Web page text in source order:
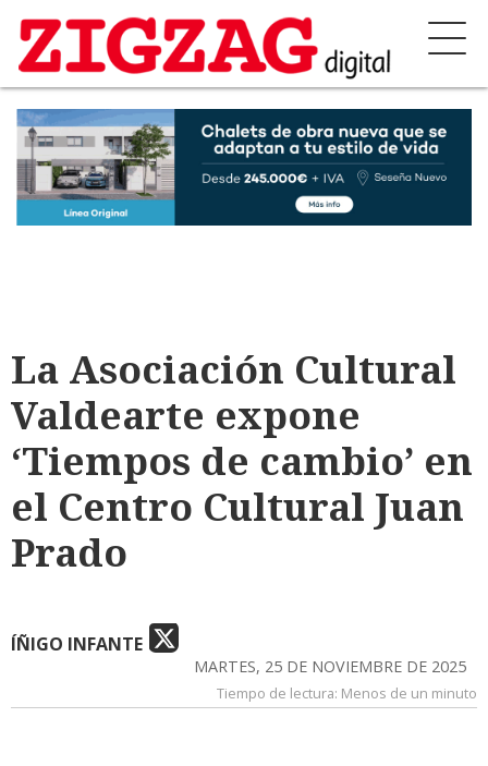
La Asociación Cultural
Valdearte expone
‘Tiempos de cambio’ en
el Centro Cultural Juan
Prado
ÍÑIGO INFANTE
MARTES, 25 DE NOVIEMBRE DE 2025
Tiempo de lectura: Menos de un minuto